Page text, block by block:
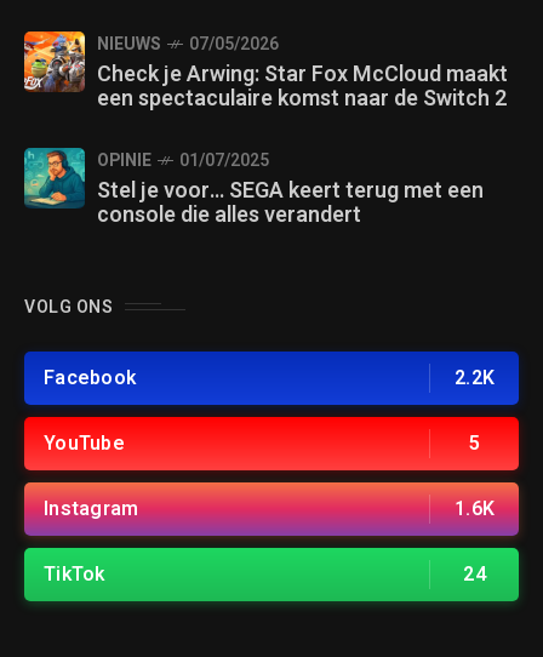
NIEUWS 07/05/2026
Check je Arwing: Star Fox McCloud maakt
een spectaculaire komst naar de Switch 2
OPINIE 01/07/2025
Stel je voor… SEGA keert terug met een
console die alles verandert
VOLG ONS
Facebook 2.2K
YouTube 5
Instagram 1.6K
TikTok 24